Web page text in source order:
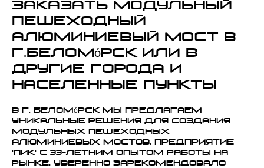
Заказать модульный
пешеходный
алюминиевый мост в
г.Беломо́рск или в
другие города и
населенные пункты
В г. Беломо́рск мы предлагаем
уникальные решения для создания
модульных пешеходных
алюминиевых мостов. Предприятие
'ПИК' с 33-летним опытом работы на
рынке, уверенно зарекомендовало